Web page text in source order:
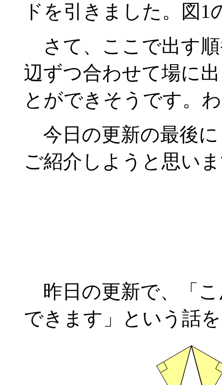
ドを引きました。図
さて、ここで出す
辺ずつ合わせて場に
とができそうです。
今日の更新の最後
ご紹介しようと思い
昨日の更新で、「
できます」という話